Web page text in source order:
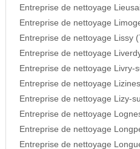
Entreprise de nettoyage
Entreprise de nettoyage
Entreprise de nettoyage Lissy
Entreprise de nettoyage
Entreprise de nettoyage Livry-
Entreprise de nettoyage
Entreprise de nettoyage Lizy-
Entreprise de nettoyage
Entreprise de nettoyage
Entreprise de nettoyage